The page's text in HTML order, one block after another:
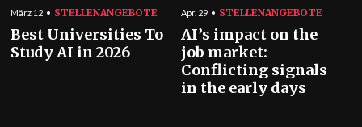
März 12 STELLENANGEBOTE
Best Universities To
Study AI in 2026
Apr. 29 STELLENANGEBOTE
AI’s impact on the
job market:
Conflicting signals
in the early days